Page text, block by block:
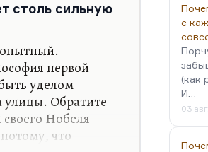
столь сильную
первой
уделом
улицы. Обратите
Нобеля
что
с
(как
И…
03